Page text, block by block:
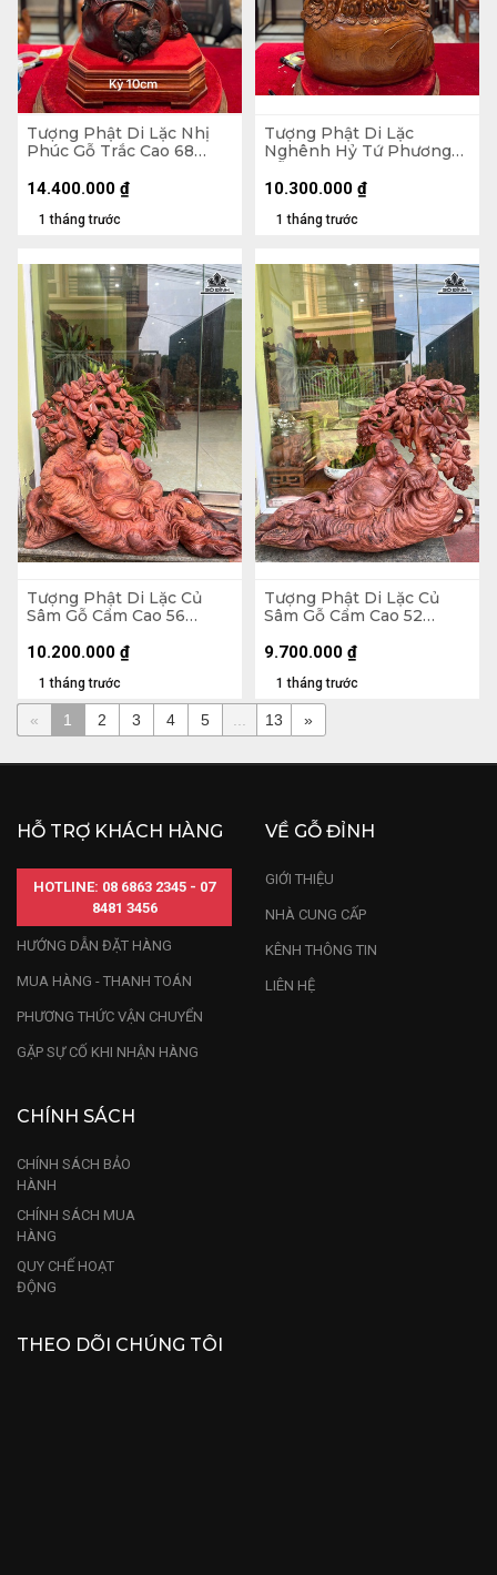
Tượng Phật Di Lặc Nhị
Phúc Gỗ Trắc Cao 68
1 tháng trước
14.400.000 ₫
Tượng Phật Di Lặc
Nghênh Hỷ Tứ Phương
Gỗ Ngọc Am Cao 78
Ngang 46 Sâu 23 (cm)
1 tháng trước
10.300.000 ₫
Tượng Phật Di Lặc Củ
Sâm Gỗ Cẩm Cao 56
1 tháng trước
10.200.000 ₫
Tượng Phật Di Lặc Củ
Sâm Gỗ Cẩm Cao 52
1 tháng trước
9.700.000 ₫
« 1 2 3 4 5 13 »
HỖ TRỢ KHÁCH HÀNG
HOTLINE: 08 6863 2345 - 07
8481 3456
HƯỚNG DẪN ĐẶT HÀNG
MUA HÀNG - THANH TOÁN
PHƯƠNG THỨC VẬN CHUYỂN
GẶP SỰ CỐ KHI NHẬN HÀNG
VỀ GỖ ĐỈNH
GIỚI THIỆU
NHÀ CUNG CẤP
KÊNH THÔNG TIN
LIÊN HỆ
CHÍNH SÁCH
CHÍNH SÁCH BẢO
HÀNH
CHÍNH SÁCH MUA
HÀNG
QUY CHẾ HOẠT
ĐỘNG
THEO DÕI CHÚNG TÔI